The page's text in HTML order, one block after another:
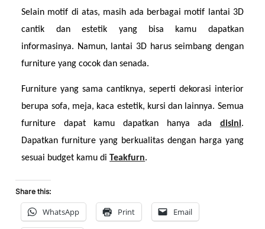
Selain motif di atas, masih ada berbagai motif lantai 3D
cantik dan estetik yang bisa kamu dapatkan
informasinya. Namun, lantai 3D harus seimbang dengan
furniture yang cocok dan senada.
Furniture yang sama cantiknya, seperti dekorasi interior
berupa sofa, meja, kaca estetik, kursi dan lainnya. Semua
furniture dapat kamu dapatkan hanya ada disini.
Dapatkan furniture yang berkualitas dengan harga yang
sesuai budget kamu di Teakfurn.
Share this:
WhatsApp Print Email